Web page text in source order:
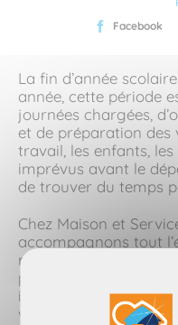
Facebook
La fin d’année
année, cette période
journées chargées,
et de préparation des
travail, les enfants,
imprévus avant le
de trouver du temps
Chez Maison et
accompagnons tout
ménage à domicile
profiter pleinement
intérieur propre et
vacances.